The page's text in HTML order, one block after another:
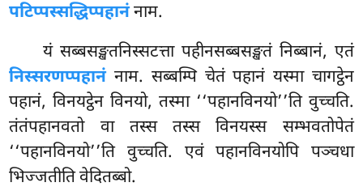
पटिप्पस्सद्धिप्पहानंनाम.
यं सब्बसङ्खतनिस्सटत्ता पहीनसब्बसङ्खतं निब्बानं, एतं
निस्सरणप्पहानंनाम. सब्बम्पि चेतं पहानं यस्मा चागट्ठेन
पहानं, विनयट्ठेन विनयो, तस्मा ‘‘पहानविनयो’’ति वुच्चति.
तंतंपहानवतो वा तस्स तस्स विनयस्स सम्भवतोपेतं
‘‘पहानविनयो’’ति वुच्चति. एवं पहानविनयोपि पञ्चधा
भिज्जतीति वेदितब्बो.